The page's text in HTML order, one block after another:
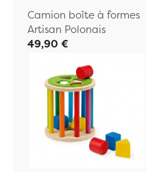
Camion boîte à formes
Artisan Polonais
49,90 €